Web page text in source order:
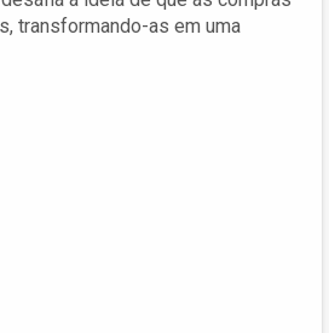
transformando-as em uma